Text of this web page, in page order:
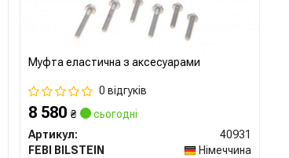
Муфта еластична з аксесуарами
0 відгуків
8 580₴
сьогодні
Артикул:
40931
FEBI BILSTEIN
Німеччина